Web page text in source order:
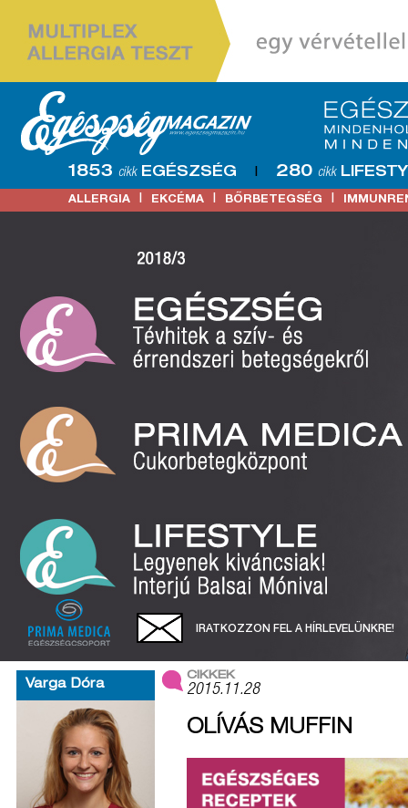
1853 cikk EGÉSZSÉG | 280 cikk
ALLERGIA | EKCÉMA | BŐRBETEGSÉG |
IRATKOZZON FEL A HÍRLEVELÜNKRE!
Varga Dóra
CIKKEK
2015.11.28
OLÍVÁS MUFFIN